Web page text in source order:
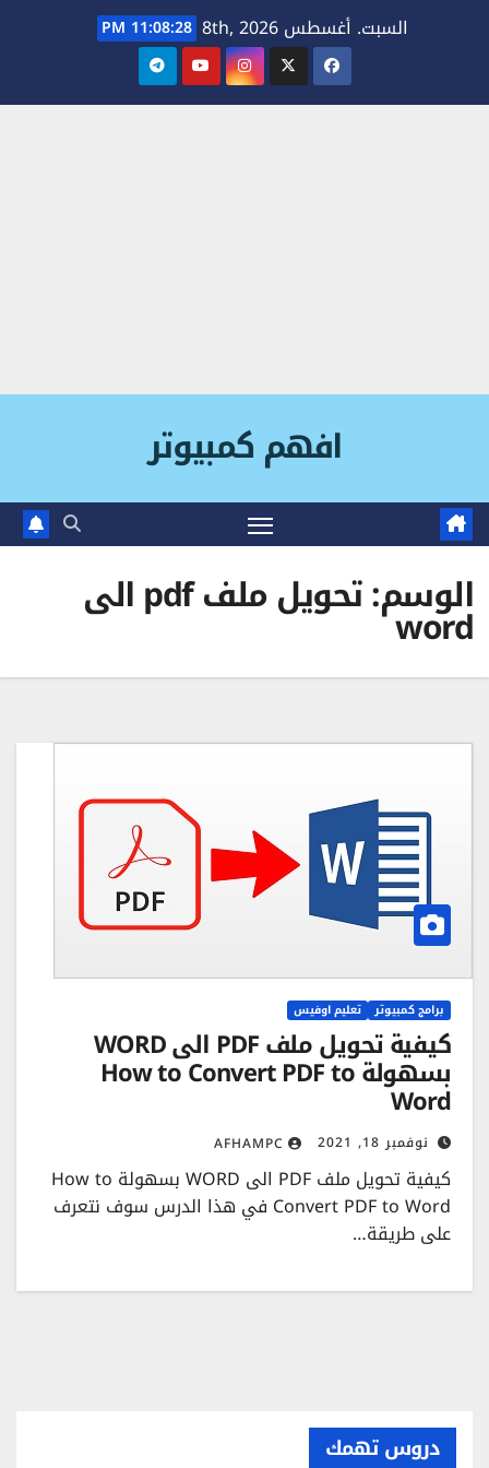
السبت. أغسطس 8th, 2026 11:08:29 PM
افهم كمبيوتر
الوسم: تحويل ملف pdf الى
word
برامج كمبيوتر تعليم اوفيس
كيفية تحويل ملف PDF الى WORD
بسهولة How to Convert PDF to
Word
نوفمبر 18, 2021 AFHAMPC
كيفية تحويل ملف PDF الى WORD بسهولة How to
Convert PDF to Word في هذا الدرس سوف نتعرف
على طريقة…
دروس تهمك